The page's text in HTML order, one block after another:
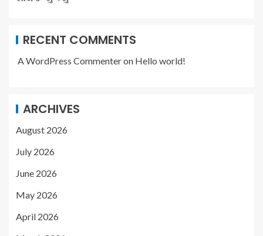
RECENT COMMENTS
A WordPress Commenteron Hello world!
ARCHIVES
August 2026
July 2026
June 2026
May 2026
April 2026